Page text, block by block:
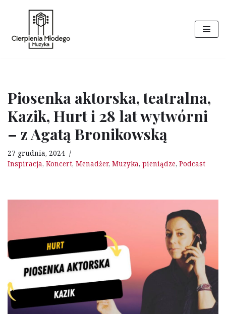
Przejdź
do
Piosenka aktorska, teatralna,
Kazik, Hurt i 28 lat wytwórni
– z Agatą Bronikowską
27 grudnia, 2024
Inspiracja, Koncert, Menadżer, Muzyka, pieniądze, Podcast